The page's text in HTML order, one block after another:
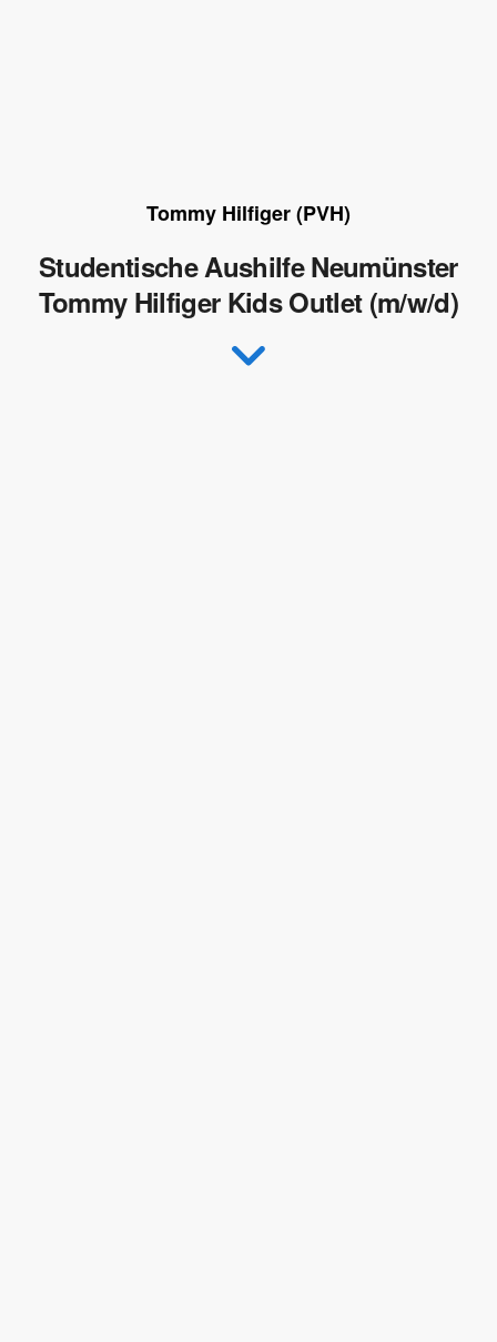
Tommy Hilfiger (PVH)
Studentische Aushilfe Neumünster
Tommy Hilfiger Kids Outlet (m/w/d)